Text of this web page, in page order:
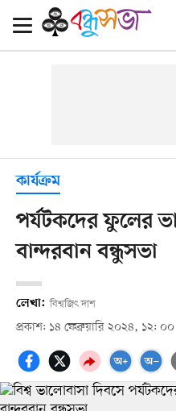
কার্যক্রম
পর্যটকদের ফুলের
বান্দরবান বন্ধুসভা
লেখা: বিশ্বজিৎ দাশ
প্রকাশ: ১৪ ফেব্রুয়ারি ২০২৪, ১২: ০০